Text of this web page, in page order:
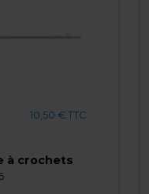
10,50 € TTC
à crochets